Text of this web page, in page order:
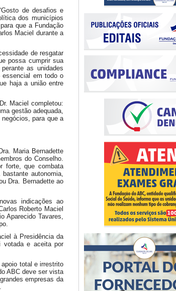
de desafios e
dos municípios
que a Fundação
Maciel durante a
de resgatar
possa cumprir sua
as unidades
essencial em todo o
haja a união entre
Maciel completou:
gestão adequada,
para que a
Maria Bernadette
do Conselho.
forte, que combata
autonomia,
Dra. Bernadette ao
indicações ao
Roberto Maciel
Aparecido Tavares,
à Presidência da
votada e aceita por
total e irrestrito
ABC deve ser vista
empresas da